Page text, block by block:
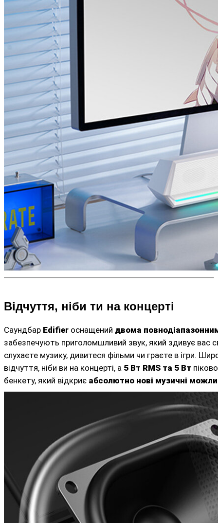
Відчуття, ніби ти на концерті
Саундбар Edifier оснащений двома
забезпечують приголомшливий звук, який здивує вас
слухаєте музику, дивитеся фільми чи граєте в ігри.
відчуття, ніби ви на концерті, а 5 Вт RMS та 5 Вт
бенкету, який відкриє абсолютно нові музичні